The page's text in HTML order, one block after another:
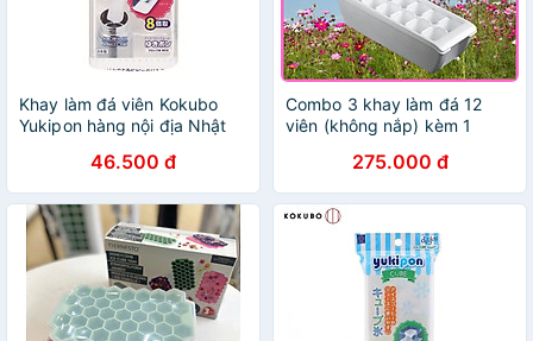
Khay làm đá viên Kokubo
Yukipon hàng nội địa Nhật
46.500 đ
Combo 3 khay làm đá 12
viên (không nắp) kèm 1
10x15cm275.000 đ